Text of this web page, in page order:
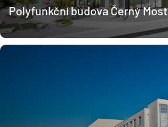
Polyfunkční budova Černý Most